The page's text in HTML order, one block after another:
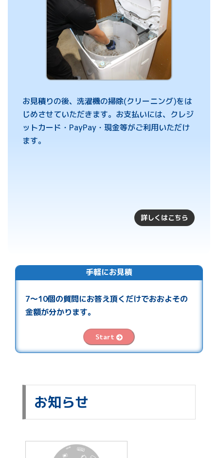
お見積りの後、洗濯機の掃除(クリーニング)をは
じめさせていただきます。お支払いには、クレジ
ットカード・PayPay・現金等がご利用いただけ
ます。
詳しくはこちら
手軽にお見積
7〜10個の質問にお答え頂くだけでおおよその
金額が分かります。
Start
お知らせ